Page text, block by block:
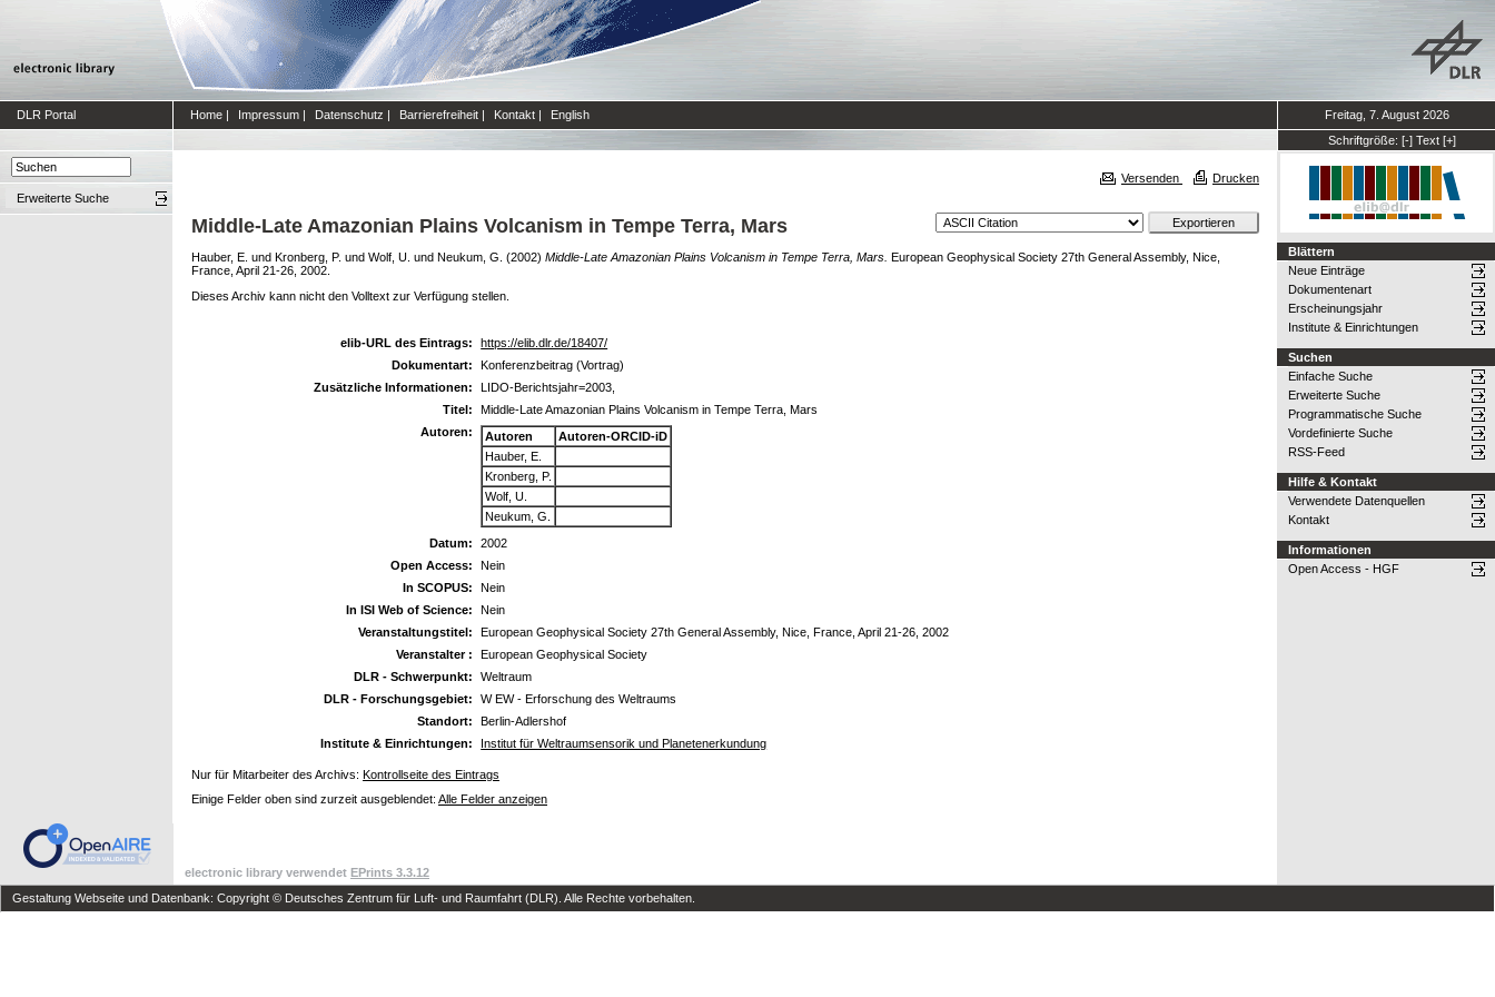
DLR Portal Home | Impressum | Datenschutz | Barrierefreiheit | Kontakt | English
Freitag, 7. August 2026
Schriftgröße: [-] Text [+]
Erweiterte Suche
Versenden Drucken
Middle-Late Amazonian Plains Volcanism in Tempe Terra, Mars
Hauber, E. und Kronberg, P. und Wolf, U. und Neukum, G. (2002) Middle-Late Amazonian Plains Volcanism in Tempe Terra, Mars. European Geophysical Society 27th General Assembly, Nice,
France, April 21-26, 2002.
Dieses Archiv kann nicht den Volltext zur Verfügung stellen.
elib-URL des Eintrags:
https://elib.dlr.de/18407/
Dokumentart:
Konferenzbeitrag (Vortrag)
Zusätzliche Informationen:
LIDO-Berichtsjahr=2003,
Titel:
Middle-Late Amazonian Plains Volcanism in Tempe Terra, Mars
Autoren:
Autoren
Autoren-ORCID-iD
Hauber, E.
Kronberg, P.
Wolf, U.
Neukum, G.
Datum:
2002
Open Access:
Nein
In SCOPUS:
Nein
In ISI Web of Science:
Nein
Veranstaltungstitel:
European Geophysical Society 27th General Assembly, Nice, France, April 21-26, 2002
Veranstalter :
European Geophysical Society
DLR - Schwerpunkt:
Weltraum
DLR - Forschungsgebiet:
W EW - Erforschung des Weltraums
Standort:
Berlin-Adlershof
Institute & Einrichtungen:
Institut für Weltraumsensorik und Planetenerkundung
Nur für Mitarbeiter des Archivs: Kontrollseite des Eintrags
Einige Felder oben sind zurzeit ausgeblendet: Alle Felder anzeigen
Blättern
Neue Einträge
Dokumentenart
Erscheinungsjahr
Institute & Einrichtungen
Suchen
Einfache Suche
Erweiterte Suche
Programmatische Suche
Vordefinierte Suche
RSS-Feed
Hilfe & Kontakt
Verwendete Datenquellen
Kontakt
Informationen
Open Access - HGF
electronic library verwendet EPrints 3.3.12
Gestaltung Webseite und Datenbank: Copyright © Deutsches Zentrum für Luft- und Raumfahrt (DLR). Alle Rechte vorbehalten.